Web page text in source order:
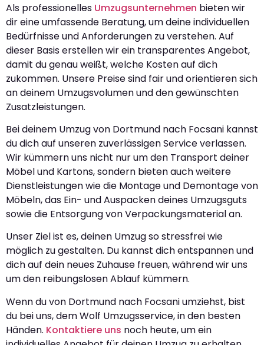
Als professionelles Umzugsunternehmen bieten wir
dir eine umfassende Beratung, um deine individuellen
Bedürfnisse und Anforderungen zu verstehen. Auf
dieser Basis erstellen wir ein transparentes Angebot,
damit du genau weißt, welche Kosten auf dich
zukommen. Unsere Preise sind fair und orientieren sich
an deinem Umzugsvolumen und den gewünschten
Zusatzleistungen.
Bei deinem Umzug von Dortmund nach Focsani kannst
du dich auf unseren zuverlässigen Service verlassen.
Wir kümmern uns nicht nur um den Transport deiner
Möbel und Kartons, sondern bieten auch weitere
Dienstleistungen wie die Montage und Demontage von
Möbeln, das Ein- und Auspacken deines Umzugsguts
sowie die Entsorgung von Verpackungsmaterial an.
Unser Ziel ist es, deinen Umzug so stressfrei wie
möglich zu gestalten. Du kannst dich entspannen und
dich auf dein neues Zuhause freuen, während wir uns
um den reibungslosen Ablauf kümmern.
Wenn du von Dortmund nach Focsani umziehst, bist
du bei uns, dem Wolf Umzugsservice, in den besten
Händen. Kontaktiere uns noch heute, um ein